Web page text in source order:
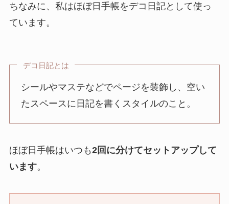
ちなみに、私はほぼ日手帳をデコ日記として使っ
ています。
デコ日記とは
シールやマステなどでページを装飾し、空い
たスペースに日記を書くスタイルのこと。
ほぼ日手帳はいつも2回に分けてセットアップして
います。